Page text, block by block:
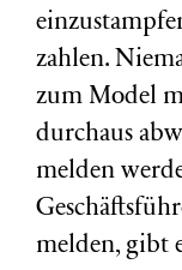
zahlen.
zum Model
durchaus
melden
melden, gibt